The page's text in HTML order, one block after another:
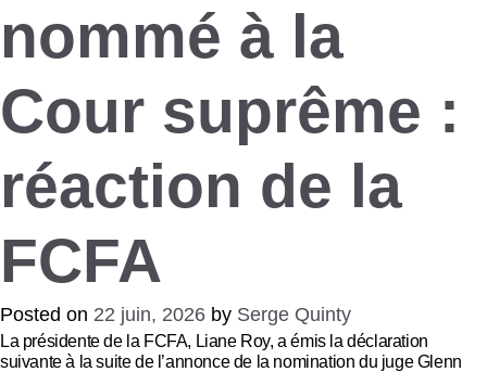
nommé à la
Cour suprême :
réaction de la
FCFA
Posted on 22 juin, 2026 by Serge Quinty
La présidente de la FCFA, Liane Roy, a émis la déclaration
suivante à la suite de l’annonce de la nomination du juge Glenn